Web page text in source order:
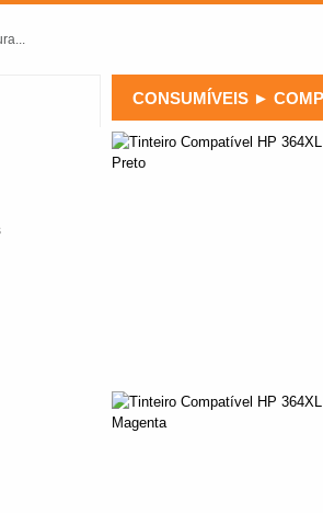
CONSUMÍVEIS ►